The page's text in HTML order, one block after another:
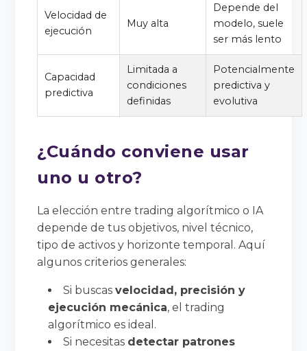
Velocidad de
ejecución
Muy alta
Depende del
modelo, suele
ser más lento
Capacidad
predictiva
Limitada a
condiciones
definidas
Potencialmente
predictiva y
evolutiva
¿Cuándo conviene usar
uno u otro?
La elección entre trading algorítmico o IA
depende de tus objetivos, nivel técnico,
tipo de activos y horizonte temporal. Aquí
algunos criterios generales:
Si buscasvelocidad, precisión y
ejecución mecánica, el trading
algorítmico es ideal.
Si necesitas detectar patrones